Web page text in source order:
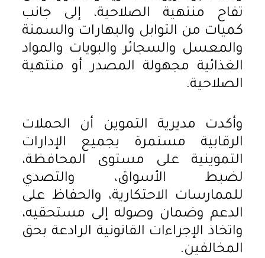
تفاح منتهية الصلاحية، إلى جانب
كميات من التوابل والبهارات والسمنة
والمعسل والسجائر والبويات والمواد
الغذائية مجهولة المصدر أو منتهية
الصلاحية.
وأكدت مديرية التموين أن الحملات
الرقابية مستمرة بجميع الإدارات
التموينية على مستوى المحافظة،
لضبط الأسواق، والتصدي
للممارسات الاحتكارية، والحفاظ على
الدعم وضمان وصوله إلى مستحقيه،
واتخاذ الإجراءات القانونية الرادعة بحق
المخالفين.